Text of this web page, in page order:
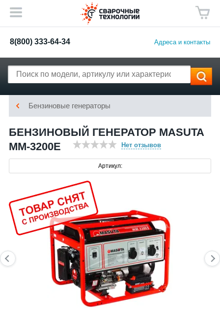
8(800) 333-64-34 Адреса и контакты
Бензиновые генераторы
БЕНЗИНОВЫЙ ГЕНЕРАТОР MASUTA
MM-3200E
Нет отзывов
Артикул: